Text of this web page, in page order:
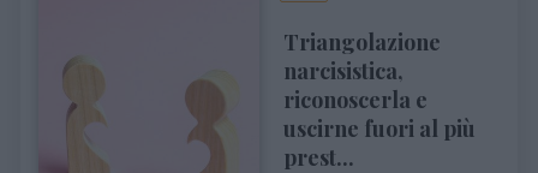
Triangolazione
narcisistica,
riconoscerla e
uscirne fuori al più
prest...